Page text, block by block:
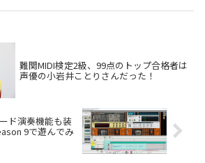
む4つの技術課題と解決アプロー
難関MIDI検定2級、99点のトップ合格者は
声優の小岩井ことりさんだった！
ド演奏機能も装
9で遊んでみ